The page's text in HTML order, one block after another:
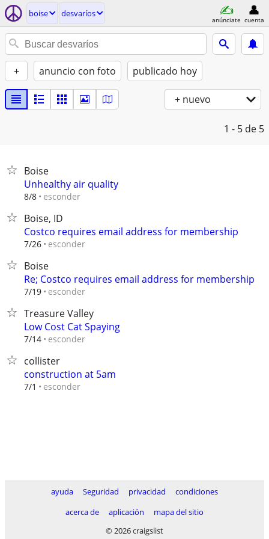
boise desvaríos
anúnciate cuenta
+ anuncio con foto publicado hoy
+ nuevo
1 - 5 de 5
Boise
Unhealthy air quality
8/8 esconder
Boise, ID
Costco requires email address for membership
7/26 esconder
Boise
Re; Costco requires email address for membership
7/19 esconder
Treasure Valley
Low Cost Cat Spaying
7/14 esconder
collister
construction at 5am
7/1 esconder
ayuda Seguridad privacidad
condiciones
acerca de
aplicación
mapa del sitio
© 2026 craigslist